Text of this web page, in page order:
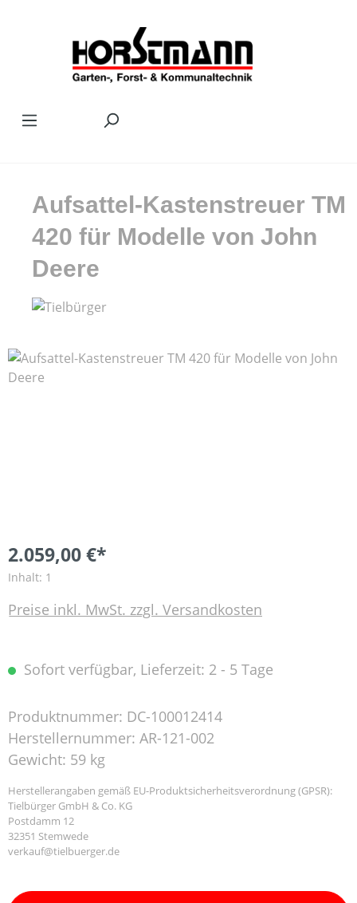
Aufsattel-Kastenstreuer TM
420 für Modelle von John
Deere
Bildergalerie überspringen
2.059,00 €*
Inhalt: 1
Preise inkl. MwSt. zzgl. Versandkosten
Sofort verfügbar, Lieferzeit: 2 - 5 Tage
Produktnummer: DC-100012414
Herstellernummer: AR-121-002
Gewicht: 59 kg
Herstellerangaben gemäß EU-Produktsicherheitsverordnung (GPSR):
Tielbürger GmbH & Co. KG
Postdamm 12
32351 Stemwede
verkauf@tielbuerger.de